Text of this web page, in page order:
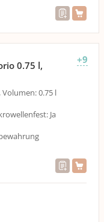
+9
0.75 l,
0.75 l
Ja